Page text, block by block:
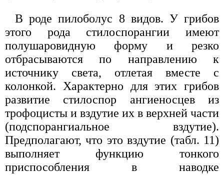
В роде пилоболус 8 видов. У грибов
этого рода стилоспорангии имеют
полушаровидную форму и резко
отбрасываются по направлению к
источнику света, отлетая вместе с
колонкой. Характерно для этих грибов
развитие стилоспор ангиеносцев из
трофоцисты и вздутие их в верхней части
(подспорангиальное вздутие).
Предполагают, что это вздутие (табл. 11)
выполняет функцию тонкого
приспособления в наводке